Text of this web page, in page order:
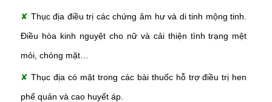
✘ Thục địa điều trị các chứng âm hư và di tinh mộng tinh.
Điều hòa kinh nguyệt cho nữ và cải thiện tình trạng mệt
mỏi, chóng mặt…
✘ Thục địa có mặt trong các bài thuốc hỗ trợ điều trị hen
phế quản và cao huyết áp.